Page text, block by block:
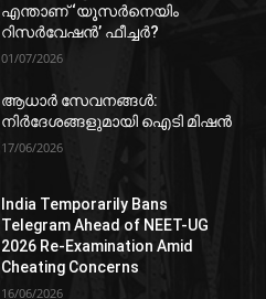
എന്താണ് ‘യൂസർനെയിം
റിസർവേഷൻ’ ഫീച്ചർ?
01/07/2026
ആധാർ സേവനങ്ങൾ:
നിർദേശങ്ങളുമായി ഐടി മിഷൻ
17/06/2026
India Temporarily Bans
Telegram Ahead of NEET-UG
2026 Re-Examination Amid
Cheating Concerns
16/06/2026